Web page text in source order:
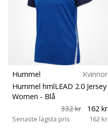
Brand
handball
brand
Are
you
handball
Position
Säsong
Hummel
Kvinnor
Hummel hmlLEAD 2.0 Jersey
Women - Blå
332 kr
162 kr
Senaste lägsta pris 162 kr